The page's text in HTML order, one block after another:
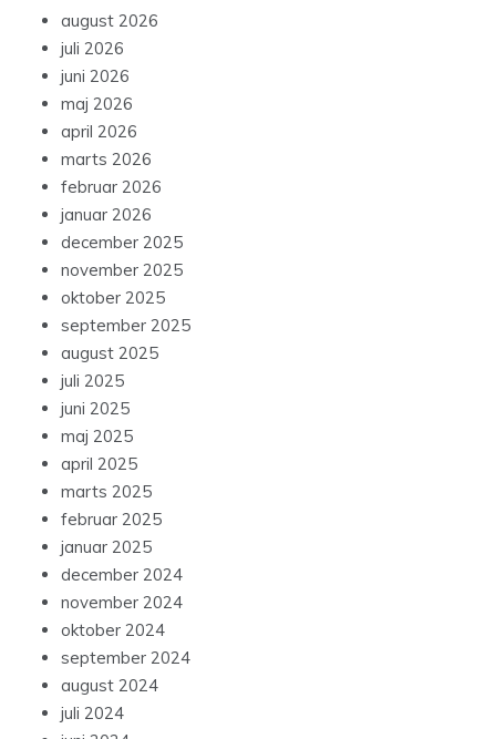
august 2026
juli 2026
juni 2026
maj 2026
april 2026
marts 2026
februar 2026
januar 2026
december 2025
november 2025
oktober 2025
september 2025
august 2025
juli 2025
juni 2025
maj 2025
april 2025
marts 2025
februar 2025
januar 2025
december 2024
november 2024
oktober 2024
september 2024
august 2024
juli 2024